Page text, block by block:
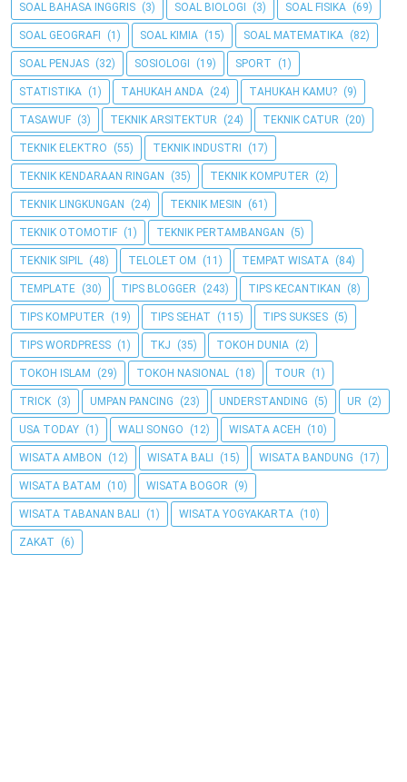
SOAL BAHASA INGGRIS (3) SOAL BIOLOGI (3) SOAL FISIKA (69)
SOAL GEOGRAFI (1) SOAL KIMIA (15) SOAL MATEMATIKA (82)
SOAL PENJAS (32) SOSIOLOGI (19) SPORT (1)
STATISTIKA (1) TAHUKAH ANDA (24) TAHUKAH KAMU? (9)
TASAWUF (3) TEKNIK ARSITEKTUR (24) TEKNIK CATUR (20)
TEKNIK ELEKTRO (55) TEKNIK INDUSTRI (17)
TEKNIK KENDARAAN RINGAN (35) TEKNIK KOMPUTER (2)
TEKNIK LINGKUNGAN (24) TEKNIK MESIN (61)
TEKNIK OTOMOTIF (1) TEKNIK PERTAMBANGAN (5)
TEKNIK SIPIL (48) TELOLET OM (11) TEMPAT WISATA (84)
TEMPLATE (30) TIPS BLOGGER (243) TIPS KECANTIKAN (8)
TIPS KOMPUTER (19) TIPS SEHAT (115) TIPS SUKSES (5)
TIPS WORDPRESS (1) TKJ (35) TOKOH DUNIA (2)
TOKOH ISLAM (29) TOKOH NASIONAL (18) TOUR (1)
TRICK (3) UMPAN PANCING (23) UNDERSTANDING (5) UR (2)
USA TODAY (1) WALI SONGO (12) WISATA ACEH (10)
WISATA AMBON (12) WISATA BALI (15) WISATA BANDUNG (17)
WISATA BATAM (10) WISATA BOGOR (9)
WISATA TABANAN BALI (1) WISATA YOGYAKARTA (10)
ZAKAT (6)